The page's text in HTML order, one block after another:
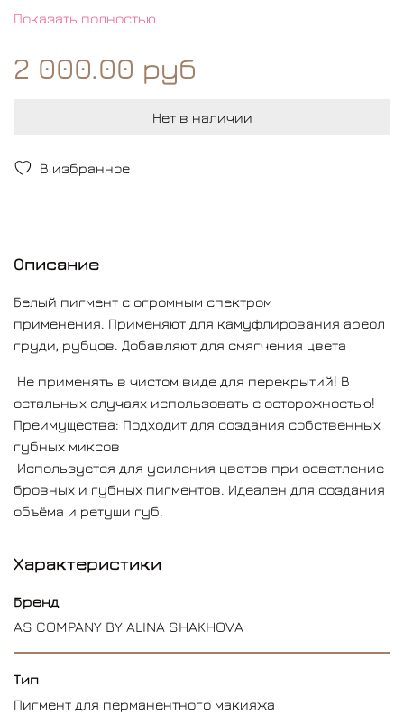
В избранное
Не применять в чистом виде для перекрытий! В
Преимущества: Подходит для создания собственных
губных миксов
бровных и губных пигментов. Идеален для создания
Показать полностью
2 000.00 руб
Нет в наличии
Описание
Белый пигмент с огромным спектром
применения. Применяют для камуфлирования ареол
груди, рубцов. Добавляют для смягчения цвета
Не применять в чистом виде для перекрытий! В
остальных случаях использовать с осторожностью!
Преимущества: Подходит для создания собственных
губных миксов
Используется для усиления цветов при осветление
бровных и губных пигментов. Идеален для создания
объёма и ретуши губ.
Характеристики
Бренд
AS COMPANY BY ALINA SHAKHOVA
Тип
Пигмент для перманентного макияжа